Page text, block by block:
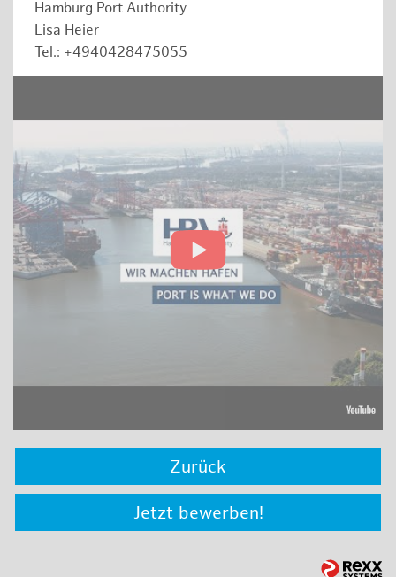
Hamburg Port Authority
Lisa Heier
Tel.: +4940428475055
Zurück
Jetzt bewerben!